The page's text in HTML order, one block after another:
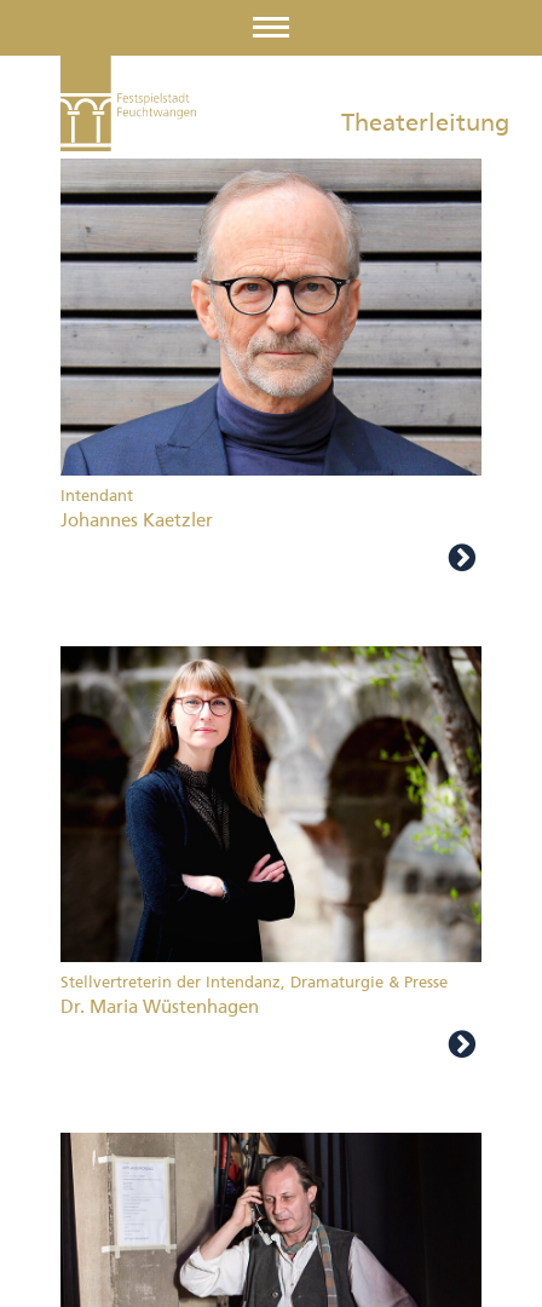
Theaterleitung
Intendant
Johannes Kaetzler
Stellvertreterin der Intendanz, Dramaturgie & Presse
Dr. Maria Wüstenhagen